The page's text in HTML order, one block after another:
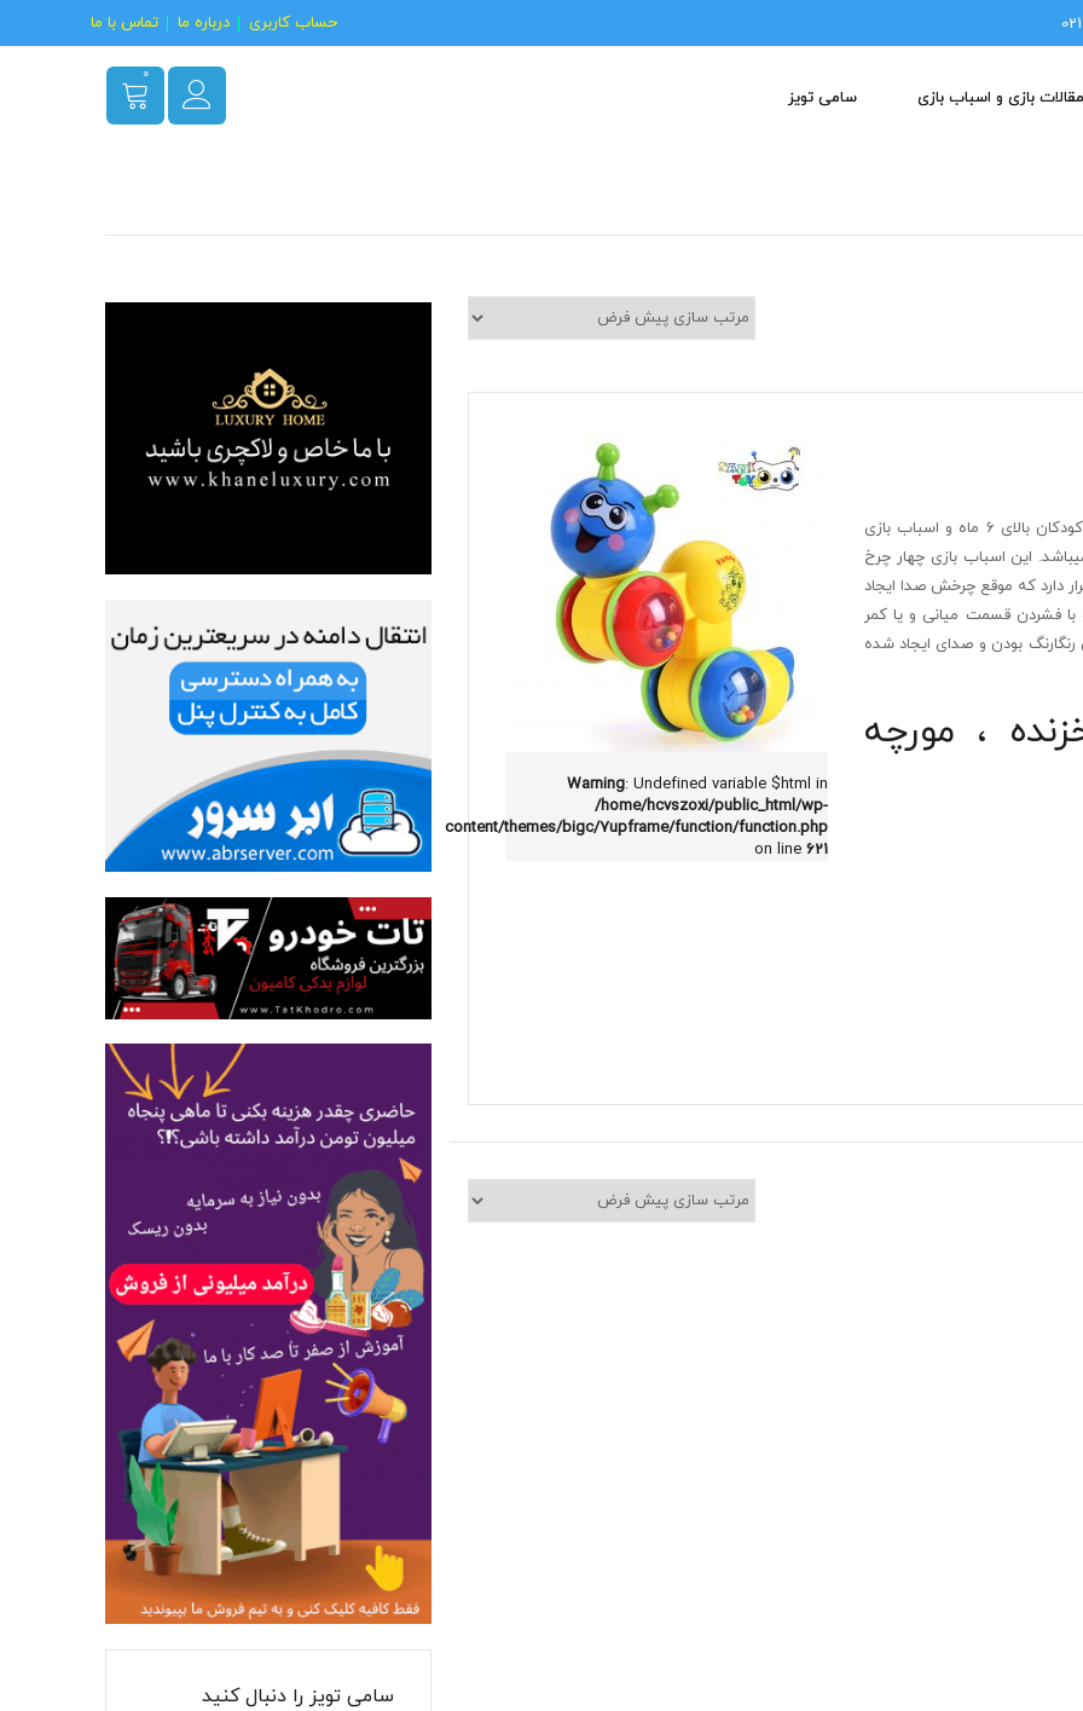
حساب کاربری درباره ما تماس با ما
مقالات بازی و اسباب بازی سامی تویز
0
Warning: Undefined variable $html in
/home/hcvszoxi/public_html/wp-
content/themes/bigc/7upframe/function/function.php
on line 621
محصولی مناسب برای کودکان بالای 6 ماه و اسباب بازی
این اسباب بازی چهار چرخ
دارد که موقع چرخش صدا ایجاد
فشردن قسمت میانی و یا کمر
بودن و صدای ایجاد شده
، مورچه
سامی تویز را دنبال کنید